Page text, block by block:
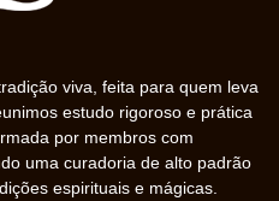
viva, feita para quem leva
estudo rigoroso e prática
por membros com
uma curadoria de alto padrão
espirituais e mágicas.